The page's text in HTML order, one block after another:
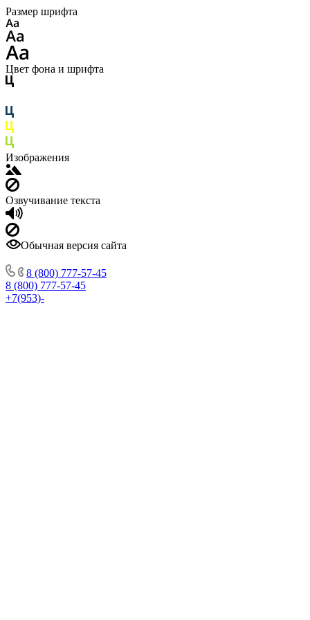
Размер шрифта
Цвет фона и шрифта
Изображения
Озвучивание текста
Обычная версия сайта
8 (800) 777-57-45
8 (800) 777-57-45
+7(953)-